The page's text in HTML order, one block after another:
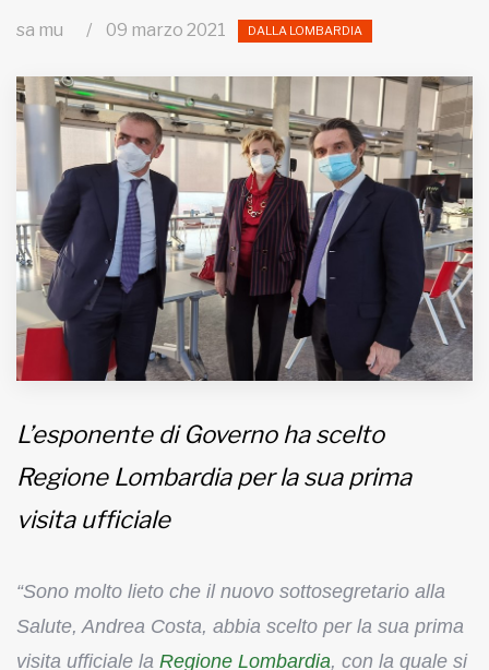
Inviateci le vostre segnalazioni
Iscriviti alla newsletter
www.viveremilano.info
Fondato e diretto da Enzo De
Bernardis
EDB edizioni - Via Brivio angolo C.
Imbonati, 89 20159 Milano (Italia)
Informativa sulla privacy
sa mu / 09 marzo 2021 DALLA LOMBARDIA
L’esponente di Governo ha scelto
Regione Lombardia per la sua prima
visita ufficiale
“Sono molto lieto che il nuovo sottosegretario alla
Salute, Andrea Costa, abbia scelto per la sua prima
visita ufficiale la Regione Lombardia, con la quale si